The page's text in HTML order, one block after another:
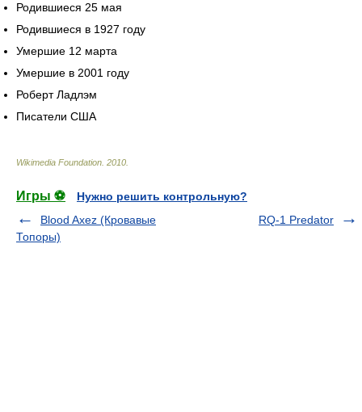
Родившиеся 25 мая
Родившиеся в 1927 году
Умершие 12 марта
Умершие в 2001 году
Роберт Ладлэм
Писатели США
Wikimedia Foundation 2010
Игры ⚽
Нужно решить контрольную?
Blood Axez (Кровавые
Топоры)
RQ-1 Predator